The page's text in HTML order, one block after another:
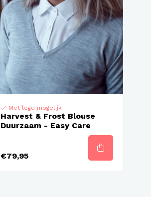
Met logo mogelijk
Harvest & Frost Blouse
Duurzaam - Easy Care
€79,95